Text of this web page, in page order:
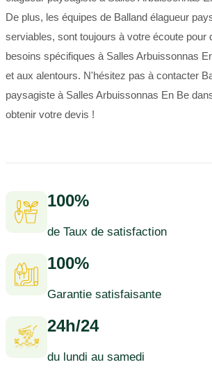
De plus, les équipes de Balland élagueur
serviables, sont toujours à votre écoute pour
besoins spécifiques à Salles Arbuissonnas
et aux alentours. N'hésitez pas à contacter
paysagiste à Salles Arbuissonnas En Be
obtenir votre devis !
100%
de Taux de satisfaction
100%
Garantie satisfaisante
24h/24
du lundi au samedi